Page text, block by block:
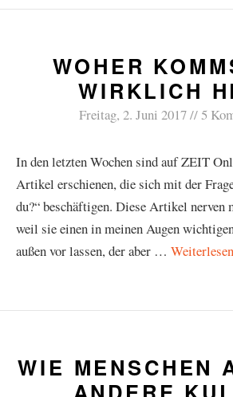
WOHER
WIRKLICH
Freitag, 2. Juni 2017 5
In den letzten Wochen sind auf ZEIT
Artikel erschienen, die sich mit der
du?“ beschäftigen. Diese Artikel
weil sie einen in meinen Augen
außen vor lassen, der aber … Weiterlesen
WIE MENSCHEN